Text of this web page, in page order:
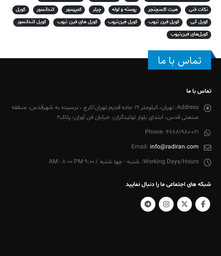
نکات فنی
هیت اکسچنجر پوسته و لوله چیلر کمپرسور کندانسور
کویل
کویل آبی
کویل فین تیوب کویل فین‌تیوب کویل های فین تیوب
کویل کندانسور
کویل‌های فین‌تیوب
تماس با ما
تماس با ما
Address:
تهران، کیلومتر 19 جاده قدیم تهران/کرج ، نرسیده به شهرقدس، منطقه
صنعتی قدس، ابتدای بلوار تولیدگران، خیابان فن آوران، پلاک2
Phone: 46881980-021
Email: info@radiran.com
Working Days/Hours: شنبه - چها شنبه / 9:00 AM - 8:00 PM
شبکه های اجتماعی ما را دنبال نمایید